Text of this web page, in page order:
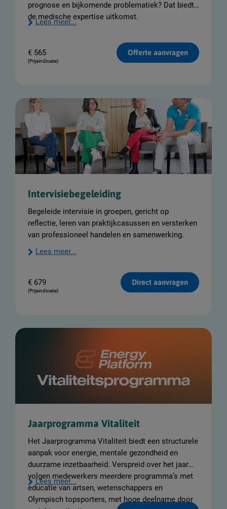
prognose en bijkomende problematiek? Dat biedt
de medische expertise uitkomst.
Lees meer...
€ 565
(Prijsindicatie)
Offerte aanvragen
Intervisiebegeleiding
Begeleide intervisie in groepen, gericht op
reflectie, leren van praktijkcasussen en versterken
van professioneel handelen en samenwerking.
Lees meer...
€ 679
(Prijsindicatie)
Direct aanvragen
Jaarprogramma Vitaliteit
Het Jaarprogramma Vitaliteit biedt een structurele
aanpak voor energie, mentale gezondheid en
duurzame inzetbaarheid. Verspreid over het jaar
volgen medewerkers meerdere programma’s met
educatie van artsen, wetenschappers en
Olympisch topsporters, met hoge deelname door
Lees meer...